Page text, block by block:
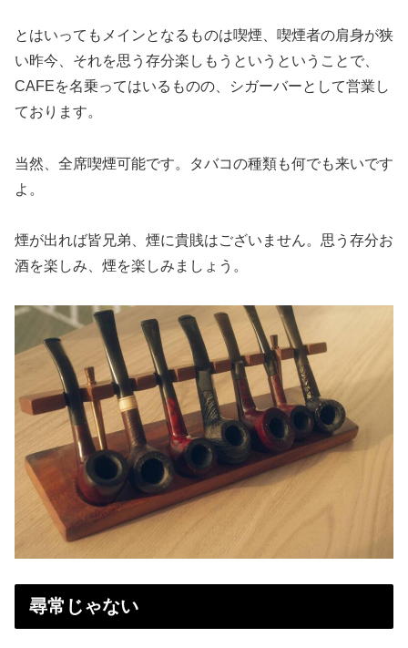
とはいってもメインとなるものは喫煙、喫煙者の肩身が狭
い昨今、それを思う存分楽しもうというということで、
CAFEを名乗ってはいるものの、シガーバーとして営業し
ております。
当然、全席喫煙可能です。タバコの種類も何でも来いです
よ。
煙が出れば皆兄弟、煙に貴賎はございません。思う存分お
酒を楽しみ、煙を楽しみましょう。
尋常じゃない